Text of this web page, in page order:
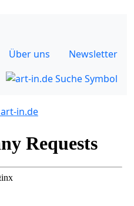
Über uns Newsletter